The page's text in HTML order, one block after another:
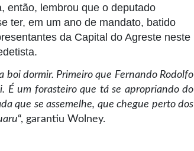
então, lembrou que o deputado
ter, em um ano de mandato, batido
da Capital do Agreste neste
boi dormir. Primeiro que Fernando Rodolfo
É um forasteiro que tá se apropriando do
que se assemelhe, que chegue perto dos
“, garantiu Wolney.